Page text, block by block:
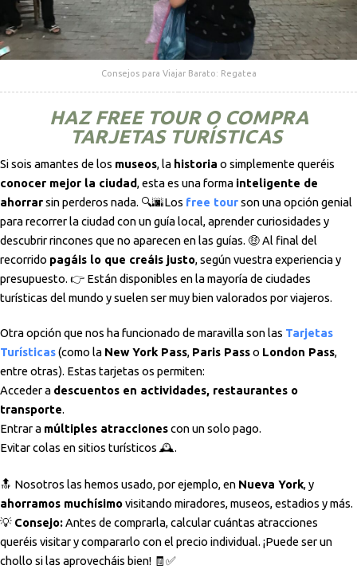
Consejos para Viajar Barato: Regatea
HAZ FREE TOUR O COMPRA
TARJETAS TURÍSTICAS
Si sois amantes de los museos, la historia o simplemente queréis
conocer mejor la ciudad, esta es una forma inteligente de
ahorrarsin perderos nada. 🔍🌆Los free tourson una opción genial
para recorrer la ciudad con un guía local, aprender curiosidades y
descubrir rincones que no aparecen en las guías. 🤑 Al final del
recorrido pagáis lo que creáis justo, según vuestra experiencia y
presupuesto. 👉 Están disponibles en la mayoría de ciudades
turísticas del mundo y suelen ser muy bien valorados por viajeros.
Otra opción que nos ha funcionado de maravilla son las Tarjetas
Turísticas(como la New York Pass, Paris Passo London Pass,
entre otras). Estas tarjetas os permiten:
Acceder a descuentos en actividades, restaurantes o
transporte.
Entrar a múltiples atraccionescon un solo pago.
Evitar colas en sitios turísticos 🕰️.
🔝 Nosotros las hemos usado, por ejemplo, en Nueva York, y
ahorramos muchísimovisitando miradores, museos, estadios y más.
💡 Consejo:Antes de comprarla, calcular cuántas atracciones
queréis visitar y compararlo con el precio individual. ¡Puede ser un
chollo si las aprovecháis bien! 🧾✅